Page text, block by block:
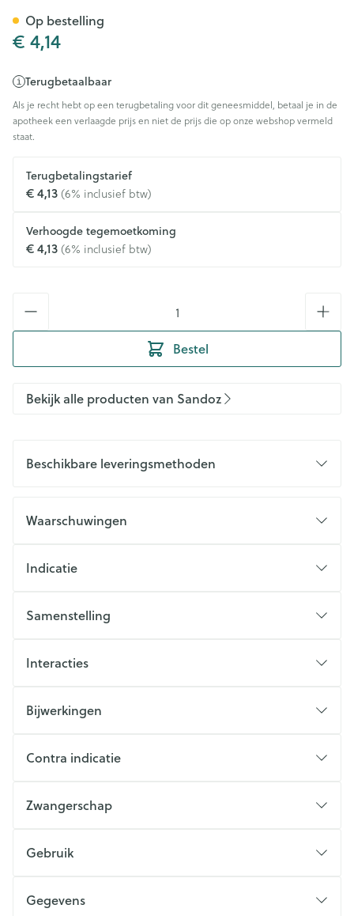
€ 4,14
Terugbetaalbaar
Als je recht hebt op een terugbetaling voor dit geneesmiddel, betaal je in de
apotheek een verlaagde prijs en niet de prijs die op onze webshop vermeld
staat.
Terugbetalingstarief
€ 4,13(6% inclusief btw)
Verhoogde tegemoetkoming
€ 4,13(6% inclusief btw)
Bestel
Op bestelling
Bekijk alle producten van Sandoz
Beschikbare leveringsmethoden
Waarschuwingen
Indicatie
Samenstelling
Interacties
Bijwerkingen
Contra indicatie
Zwangerschap
Gebruik
Gegevens